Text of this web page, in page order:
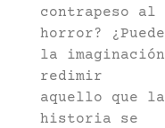
contrapeso al
horror? ¿Puede
la imaginación
redimir
aquello que la
historia se